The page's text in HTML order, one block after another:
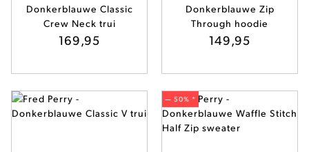
Donkerblauwe Classic
Crew Neck trui
169,95
Donkerblauwe Zip
Through hoodie
149,95
— 50% *